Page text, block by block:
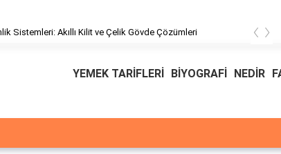
Sistemleri: Akıllı Kilit ve Çelik Gövde Çözümleri ‹ ›
YEMEK TARİFLERİ BİYOGRAFİ NEDİR